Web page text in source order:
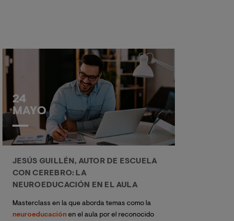
24
MAYO
JESÚS GUILLÉN, AUTOR DE ESCUELA
CON CEREBRO: LA
NEUROEDUCACIÓN EN EL AULA
Masterclass en la que aborda temas como la
neuroeducaciónen el aula por el reconocido